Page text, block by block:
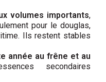
volumes importants,
pour le douglas,
Ils restent stables
année au frêne et au
secondaires